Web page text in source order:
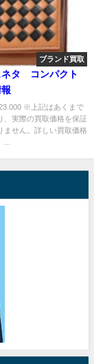
ブランド買取
ネタ コンパクト
※上記はあくまで
、実際の買取価格を保証
ません。詳しい買取価格